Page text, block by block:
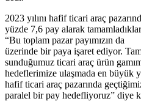
2023 yılını hafif ticari araç
yüzde 7,6 pay alarak
“Bu toplam pazar payımızın da
üzerinde bir paya işaret ediyor.
sunduğumuz ticari araç ürün
hedeflerimize ulaşmada en büyük
hafif ticari araç pazarında
paralel bir pay hedefliyoruz” diye